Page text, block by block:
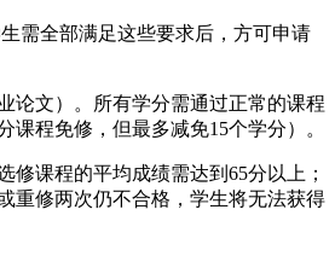
需全部满足这些要求后，方可申请
论文）。所有学分需通过正常的课程
程免修，但最多减免15个学分）。
课程的平均成绩需达到65分以上；
重修两次仍不合格，学生将无法获得